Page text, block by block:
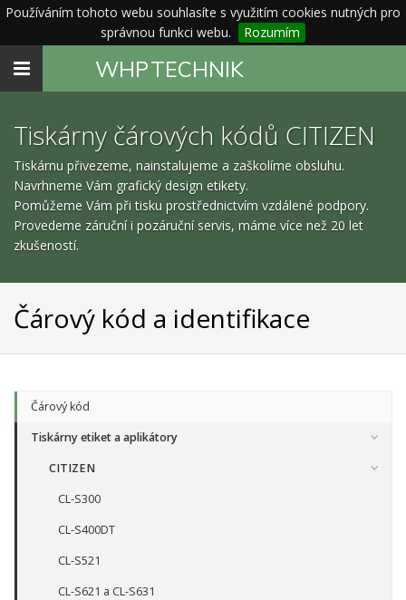
Používáním tohoto webu souhlasíte s využitím cookies nutných pro
správnou funkci webu.
Rozumím
Toggle
WHPTECHNIK
Tiskárny čárových kódů CITIZEN
Tiskárnu přivezeme, nainstalujeme a zaškolíme obsluhu.
Navrhneme Vám grafický design etikety.
Pomůžeme Vám při tisku prostřednictvím vzdálené podpory.
Provedeme záruční i pozáruční servis, máme více než 20 let
zkušeností.
Čárový kód a identifikace
Čárový kód
Tiskárny etiket a aplikátory
CITIZEN
CL-S300
CL-S400DT
CL-S521
CL-S621 a CL-S631